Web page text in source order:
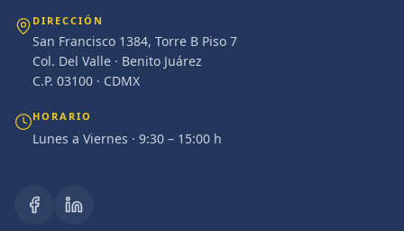
DIRECCIÓN
San Francisco 1384, Torre B Piso 7
Col. Del Valle · Benito Juárez
C.P. 03100 · CDMX
HORARIO
Lunes a Viernes · 9:30 – 15:00 h